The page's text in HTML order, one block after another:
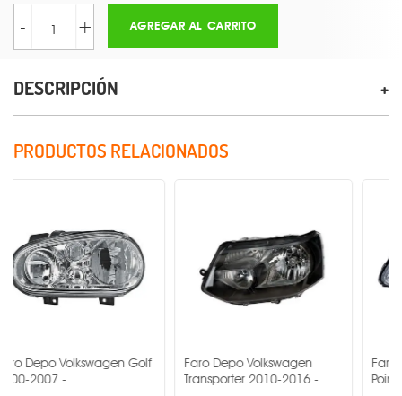
- + AGREGAR AL CARRITO
DESCRIPCIÓN
PRODUCTOS RELACIONADOS
Golf
Faro Depo Volkswagen
Transporter 2010-2016 -
Faro Depo
Pointer 2000-